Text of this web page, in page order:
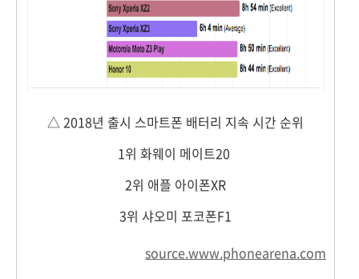
△ 2018년 출시 스마트폰 배터리 지속 시간 순위
1위 화웨이 메이트20
2위 애플 아이폰XR
3위 샤오미 포코폰F1
source.www.phonearena.com